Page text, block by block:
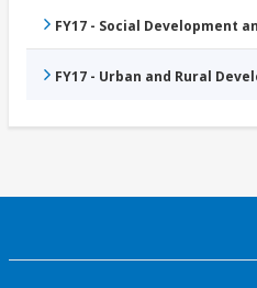
FY17 - Social Development
FY17 - Urban and Rural